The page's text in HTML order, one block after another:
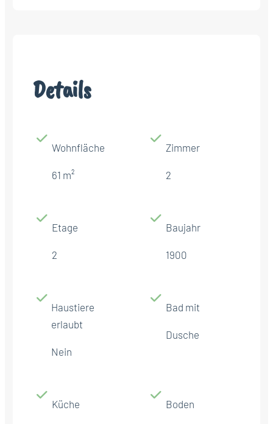
Details
Wohnfläche
61 m²
Zimmer
2
Etage
2
Baujahr
1900
Haustiere
erlaubt
Nein
Bad mit
Dusche
Küche Boden